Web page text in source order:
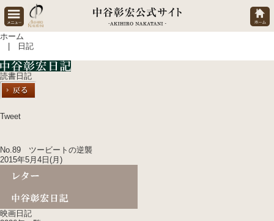
ホーム
| 日記
読書日記
Tweet
No.89 ツービートの逆襲
2015年5月4日(月)
映画日記